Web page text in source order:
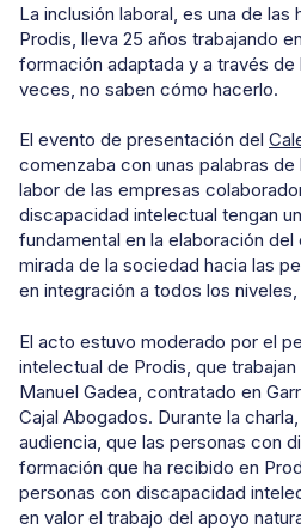
La inclusión laboral, es una de
Prodis, lleva 25 años trabajando
formación adaptada y a través
veces, no saben cómo hacerlo.
El evento de presentación del
comenzaba con unas palabras de
labor de las empresas
discapacidad intelectual tengan
fundamental en la elaboración
mirada de la sociedad hacia las
en integración a todos los
El acto estuvo moderado por el
intelectual de Prodis, que
Manuel Gadea, contratado en
Cajal Abogados. Durante la
audiencia, que las personas con
formación que ha recibido en
personas con discapacidad
en valor el trabajo del apoyo